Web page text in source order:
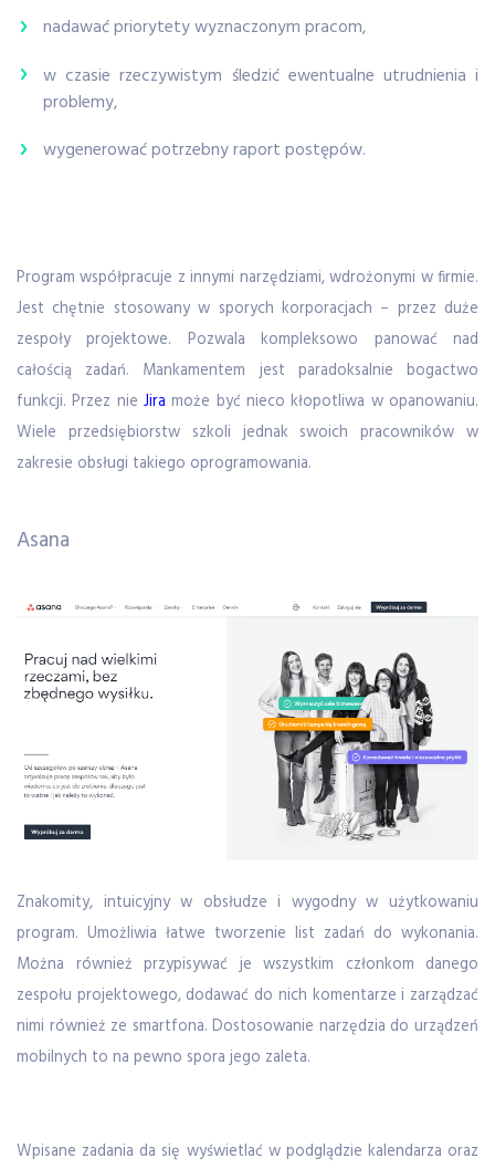
nadawać priorytety wyznaczonym pracom,
w czasie rzeczywistym śledzić ewentualne utrudnienia i
problemy,
wygenerować potrzebny raport postępów.
Program współpracuje z innymi narzędziami, wdrożonymi w firmie.
Jest chętnie stosowany w sporych korporacjach – przez duże
zespoły projektowe. Pozwala kompleksowo panować nad
całością zadań. Mankamentem jest paradoksalnie bogactwo
funkcji. Przez nie Jira może być nieco kłopotliwa w opanowaniu.
Wiele przedsiębiorstw szkoli jednak swoich pracowników w
zakresie obsługi takiego oprogramowania.
Asana
Znakomity, intuicyjny w obsłudze i wygodny w użytkowaniu
program. Umożliwia łatwe tworzenie list zadań do wykonania.
Można również przypisywać je wszystkim członkom danego
zespołu projektowego, dodawać do nich komentarze i zarządzać
nimi również ze smartfona. Dostosowanie narzędzia do urządzeń
mobilnych to na pewno spora jego zaleta.
Wpisane zadania da się wyświetlać w podglądzie kalendarza oraz